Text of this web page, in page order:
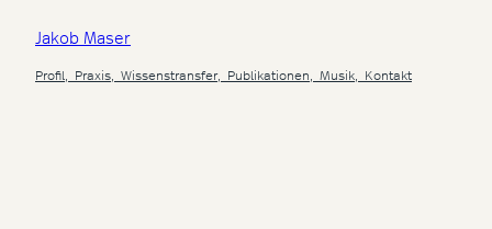
Inhalt
springen
Jakob Maser
Profil, Praxis, Wissenstransfer, Publikationen, Musik, Kontakt